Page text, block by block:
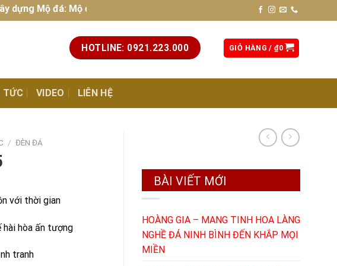
Mộ đá: Mộ đá đẹp, chất lượng cao, chuẩn phong thủy. Liên hệ hotline:
HOTLINE: 0921.223.000 GIỎ HÀNG /₫0
TỨC VIDEO LIÊN HỆ
/ ĐÈN ĐÁ
với thời gian
hài hòa ấn tượng
tranh
BÀI VIẾT MỚI
HOÀNG GIA – MANG TINH HOA LÀNG
NGHỀ ĐÁ NINH BÌNH ĐẾN KHẮP MỌI
MIỀN